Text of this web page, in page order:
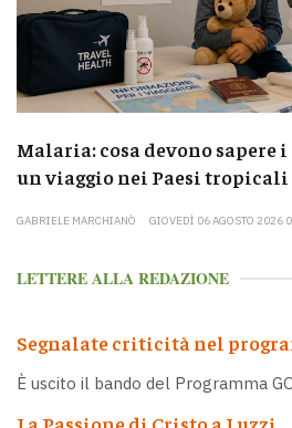
Malaria: cosa devono
un viaggio nei Paesi tropicali
GABRIELE MARCHIANÒ GIOVEDÌ 06 AGOSTO 2026
LETTERE ALLA REDAZIONE
Segnalate criticità nel
È uscito il bando del Programma